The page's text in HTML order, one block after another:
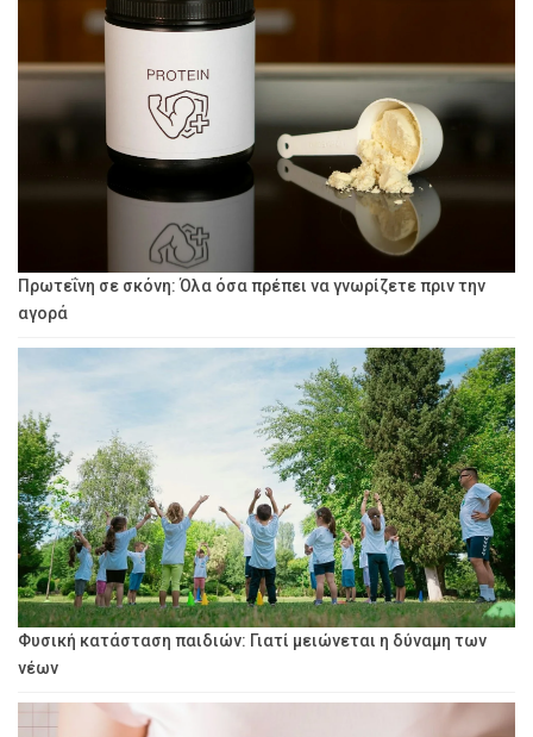
Πρωτεΐνη σε σκόνη: Όλα όσα πρέπει να γνωρίζετε πριν την
αγορά
Φυσική κατάσταση παιδιών: Γιατί μειώνεται η δύναμη των
νέων